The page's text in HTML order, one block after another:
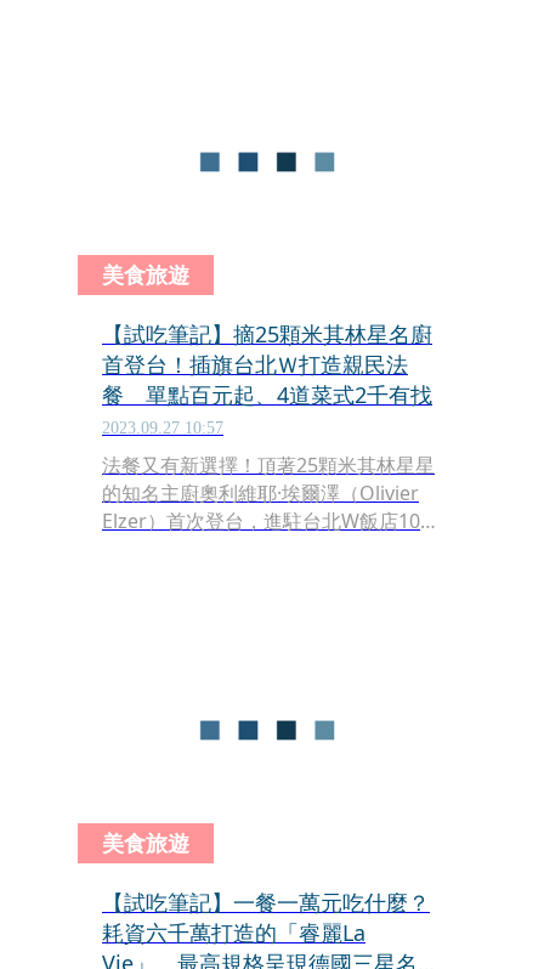
滋味，足以讓人重新愛上老味道。
美食旅遊
【試吃筆記】摘25顆米其林星名廚
首登台！插旗台北Ｗ打造親民法
餐 單點百元起、4道菜式2千有找
2023.09.27 10:57
法餐又有新選擇！頂著25顆米其林星星
的知名主廚奧利維耶·埃爾澤（Olivier
Elzer）首次登台，進駐台北W飯店10
美食旅遊
【試吃筆記】一餐一萬元吃什麼？
耗資六千萬打造的「睿麗La
Vie」 最高規格呈現德國三星名廚